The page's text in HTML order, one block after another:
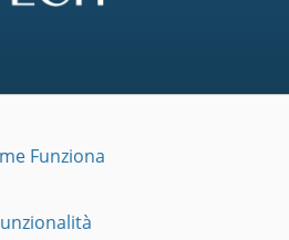
Funziona